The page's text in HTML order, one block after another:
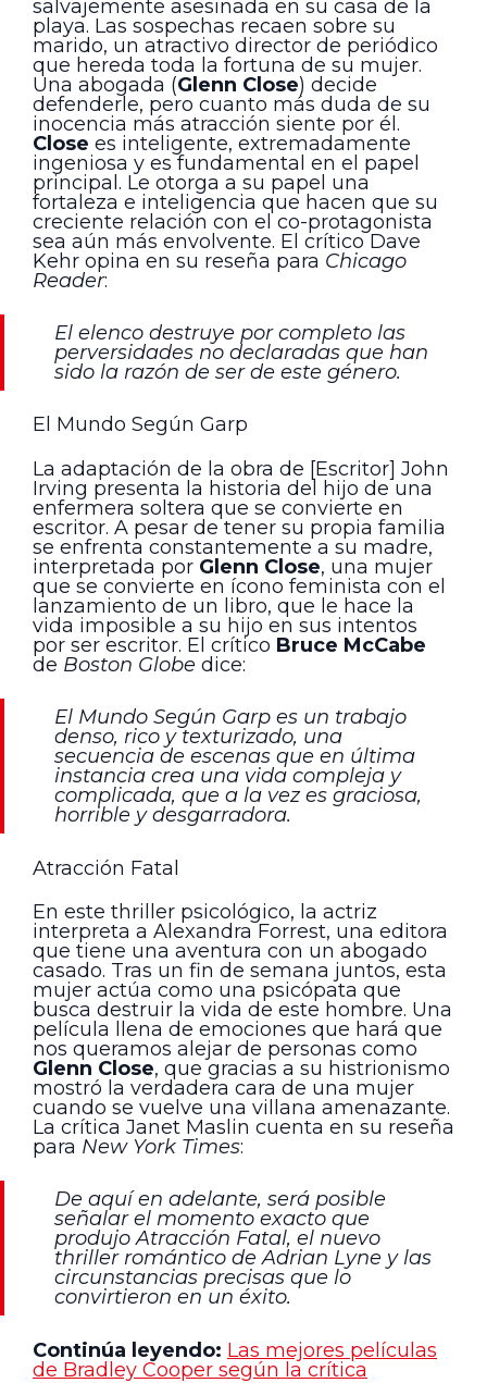
salvajemente asesinada en su casa de la
playa. Las sospechas recaen sobre su
marido, un atractivo director de periódico
que hereda toda la fortuna de su mujer.
Una abogada (Glenn Close) decide
defenderle, pero cuanto más duda de su
inocencia más atracción siente por él.
Close es inteligente, extremadamente
ingeniosa y es fundamental en el papel
principal. Le otorga a su papel una
fortaleza e inteligencia que hacen que su
creciente relación con el co-protagonista
sea aún más envolvente. El crítico Dave
Kehr opina en su reseña para Chicago
Reader:
El elenco destruye por completo las
perversidades no declaradas que han
sido la razón de ser de este género.
El Mundo Según Garp
La adaptación de la obra de [Escritor] John
Irving presenta la historia del hijo de una
enfermera soltera que se convierte en
escritor. A pesar de tener su propia familia
se enfrenta constantemente a su madre,
interpretada por Glenn Close, una mujer
que se convierte en ícono feminista con el
lanzamiento de un libro, que le hace la
vida imposible a su hijo en sus intentos
por ser escritor. El crítico Bruce McCabe
de Boston Globe dice:
El Mundo Según Garp es un trabajo
denso, rico y texturizado, una
secuencia de escenas que en última
instancia crea una vida compleja y
complicada, que a la vez es graciosa,
horrible y desgarradora.
Atracción Fatal
En este thriller psicológico, la actriz
interpreta a Alexandra Forrest, una editora
que tiene una aventura con un abogado
casado. Tras un fin de semana juntos, esta
mujer actúa como una psicópata que
busca destruir la vida de este hombre. Una
película llena de emociones que hará que
nos queramos alejar de personas como
Glenn Close, que gracias a su histrionismo
mostró la verdadera cara de una mujer
cuando se vuelve una villana amenazante.
La crítica Janet Maslin cuenta en su reseña
para New York Times:
De aquí en adelante, será posible
señalar el momento exacto que
produjo Atracción Fatal, el nuevo
thriller romántico de Adrian Lyne y las
circunstancias precisas que lo
convirtieron en un éxito.
Continúa leyendo: Las mejores películas
de Bradley Cooper según la crítica